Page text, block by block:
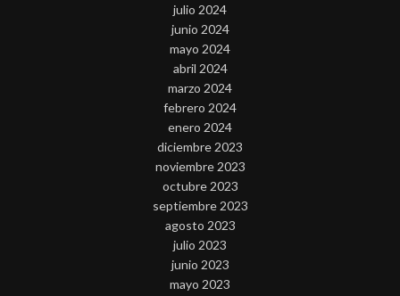
julio 2024
junio 2024
mayo 2024
abril 2024
marzo 2024
febrero 2024
enero 2024
diciembre 2023
noviembre 2023
octubre 2023
septiembre 2023
agosto 2023
julio 2023
junio 2023
mayo 2023